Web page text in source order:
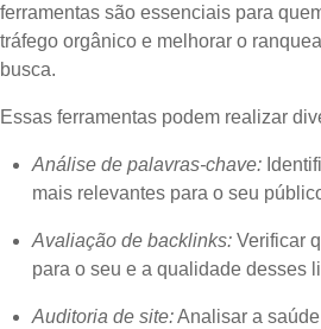
ferramentas são essenciais para
tráfego orgânico e melhorar o
busca.
Essas ferramentas podem realizar
Análise de palavras-chave:
mais relevantes para o seu
Avaliação de backlinks: Verificar
para o seu e a qualidade desses
Auditoria de site:Analisar a